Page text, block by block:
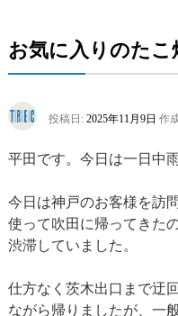
お気に入りのたこ
投稿日: 2025年11月9日 作
平田です。今日は一日中
今日は神戸のお客様を訪
使って吹田に帰ってきた
渋滞していました。
仕方なく茨木出口まで迂
ながら帰りましたが、一